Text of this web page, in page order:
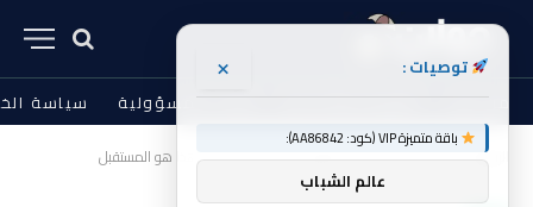
من نحن الشروط والأحكام إخلاء المسؤولية سياسة
الرئيسية » أخبار » التدريب العملي على Vision Pro: هذا هو المستقبل
توصيات : ×
باقة متميزة VIP (كود: AA86842):
عالم الشباب